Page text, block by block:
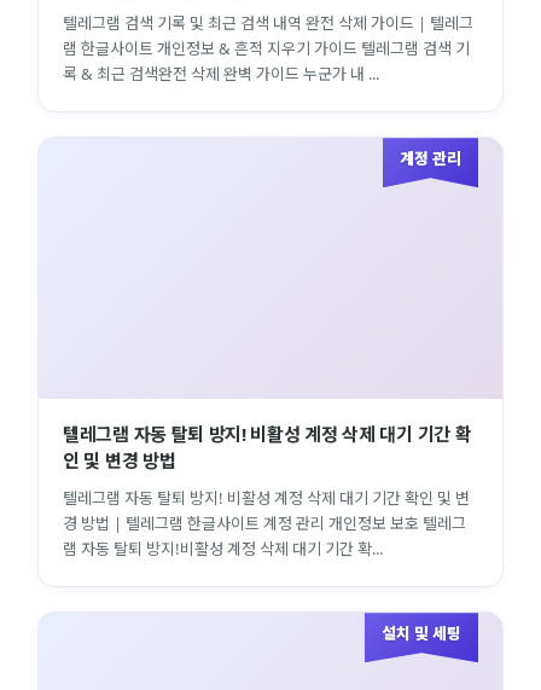
텔레그램 검색 기록 및 최근 검색 내역 완전 삭제 가이드 | 텔레그
램 한글사이트 개인정보 & 흔적 지우기 가이드 텔레그램 검색 기
록 & 최근 검색완전 삭제 완벽 가이드 누군가 내 ...
계정 관리
텔레그램 자동 탈퇴 방지! 비활성 계정 삭제 대기 기간 확
인 및 변경 방법
텔레그램 자동 탈퇴 방지! 비활성 계정 삭제 대기 기간 확인 및 변
경 방법 | 텔레그램 한글사이트 계정 관리 개인정보 보호 텔레그
램 자동 탈퇴 방지!비활성 계정 삭제 대기 기간 확...
설치 및 세팅